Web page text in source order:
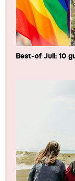
Best-of Juli: 10